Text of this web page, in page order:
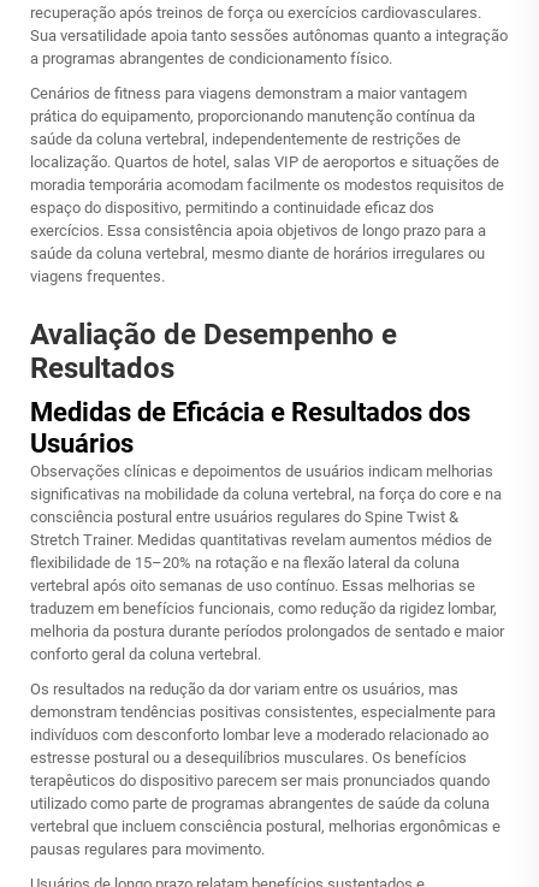
recuperação após treinos de força ou exercícios cardiovasculares.
Sua versatilidade apoia tanto sessões autônomas quanto a integração
a programas abrangentes de condicionamento físico.
Cenários de fitness para viagens demonstram a maior vantagem
prática do equipamento, proporcionando manutenção contínua da
saúde da coluna vertebral, independentemente de restrições de
localização. Quartos de hotel, salas VIP de aeroportos e situações de
moradia temporária acomodam facilmente os modestos requisitos de
espaço do dispositivo, permitindo a continuidade eficaz dos
exercícios. Essa consistência apoia objetivos de longo prazo para a
saúde da coluna vertebral, mesmo diante de horários irregulares ou
viagens frequentes.
Avaliação de Desempenho e
Resultados
Medidas de Eficácia e Resultados dos
Usuários
Observações clínicas e depoimentos de usuários indicam melhorias
significativas na mobilidade da coluna vertebral, na força do core e na
consciência postural entre usuários regulares do Spine Twist &
Stretch Trainer. Medidas quantitativas revelam aumentos médios de
flexibilidade de 15–20% na rotação e na flexão lateral da coluna
vertebral após oito semanas de uso contínuo. Essas melhorias se
traduzem em benefícios funcionais, como redução da rigidez lombar,
melhoria da postura durante períodos prolongados de sentado e maior
conforto geral da coluna vertebral.
Os resultados na redução da dor variam entre os usuários, mas
demonstram tendências positivas consistentes, especialmente para
indivíduos com desconforto lombar leve a moderado relacionado ao
estresse postural ou a desequilíbrios musculares. Os benefícios
terapêuticos do dispositivo parecem ser mais pronunciados quando
utilizado como parte de programas abrangentes de saúde da coluna
vertebral que incluem consciência postural, melhorias ergonômicas e
pausas regulares para movimento.